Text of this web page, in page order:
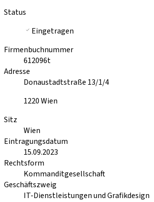
Status
Eingetragen
Firmenbuchnummer
612096t
Adresse
Donaustadtstraße 13/1/4
1220Wien
Sitz
Wien
Eintragungsdatum
15.09.2023
Rechtsform
Kommanditgesellschaft
Geschäftszweig
IT-Dienstleistungen und Grafikdesign